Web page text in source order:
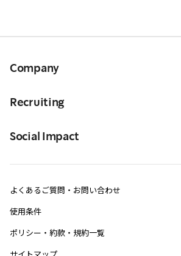
Company
Recruiting
Social Impact
よくあるご質問・お問い合わせ
使用条件
ポリシー・約款・規約一覧